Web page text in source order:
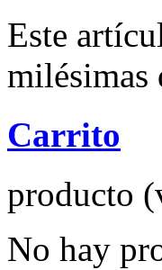
Este
milésimas
Carrito
producto
No hay